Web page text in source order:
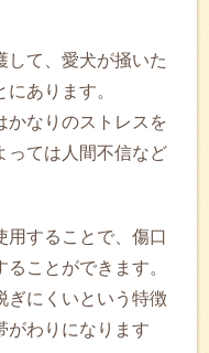
して、愛犬が掻いた
あります。
かなりのストレスを
っては人間不信など
用することで、傷口
ことができます。
ぎにくいという特徴
がわりになります